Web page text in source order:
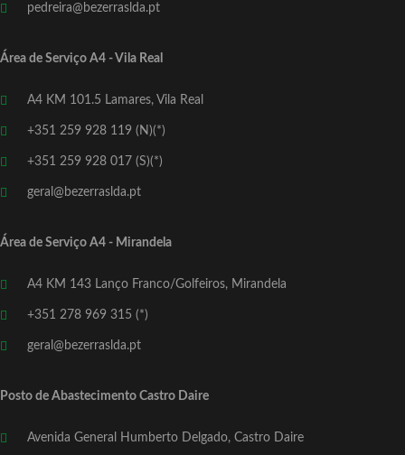
pedreira@bezerraslda.pt
Área de Serviço A4 - Vila Real
A4 KM 101.5 Lamares, Vila Real
+351 259 928 119 (N)(*)
+351 259 928 017 (S)(*)
geral@bezerraslda.pt
Área de Serviço A4 - Mirandela
A4 KM 143 Lanço Franco/Golfeiros, Mirandela
+351 278 969 315 (*)
geral@bezerraslda.pt
Posto de Abastecimento Castro Daire
Avenida General Humberto Delgado, Castro Daire